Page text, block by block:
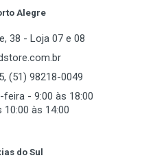
Alegre
38 - Loja 07 e 08
(51) 98218-0049
feira - 9:00 às 18:00
10:00 às 14:00
do Sul